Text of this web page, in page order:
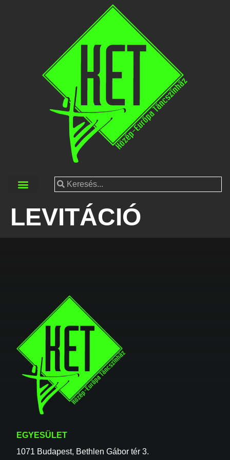
LEVITÁCIÓ
EGYESÜLET
1071 Budapest, Bethlen Gábor tér 3.